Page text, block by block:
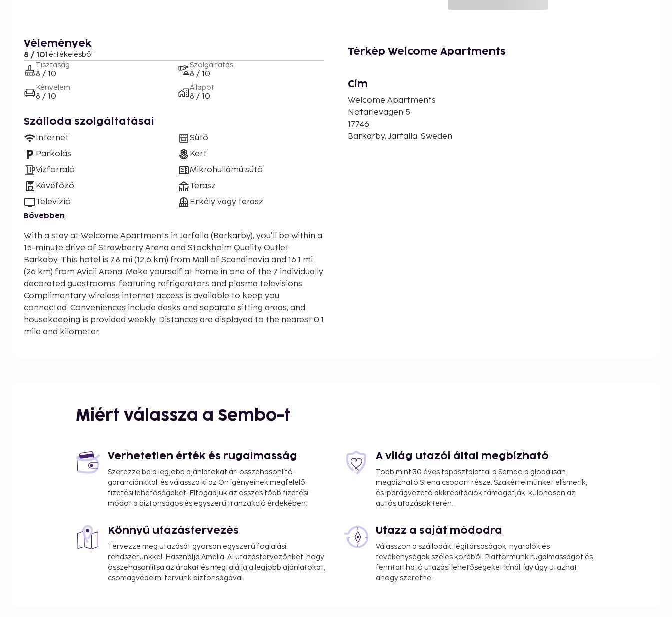
Vélemények
8 / 101 értékelésből
Tisztaság
8 / 10
Kényelem
8 / 10
Szolgáltatás
8 / 10
Állapot
8 / 10
Szálloda szolgáltatásai
Internet
Parkolás
Vízforraló
Kávéfőző
Televízió
Sütő
Kert
Mikrohullámú sütő
Terasz
Erkély vagy terasz
Bővebben
With a stay at Welcome Apartments in Jarfalla (Barkarby), you'll be within a
15-minute drive of Strawberry Arena and Stockholm Quality Outlet
Barkaby. This hotel is 7.8 mi (12.6 km) from Mall of Scandinavia and 16.1 mi
(26 km) from Avicii Arena. Make yourself at home in one of the 7 individually
decorated guestrooms, featuring refrigerators and plasma televisions.
Complimentary wireless internet access is available to keep you
connected. Conveniences include desks and separate sitting areas, and
housekeeping is provided weekly. Distances are displayed to the nearest 0.1
mile and kilometer.
Solvalla Loppis - 10.9 km / 6.8 mi
Ulriksdal Palace - 11.3 km / 7 mi
Strawberry Arena - 12.9 km / 8 mi
Solna Business Park - 13 km / 8.1 mi
Butterfly House - 13.2 km / 8.2 mi
Drottningholm Palace - 13.4 km / 8.3 mi
Haga Park - 13.6 km / 8.4 mi
The nearest airports are:
Stockholm (BMA-Bromma) - 13.5 km / 8.4 mi
Stockholm Arlanda Airport (ARN) - 36.7 km / 22.8 mi
Featured amenities include laundry facilities and coffee/tea in a common
area. Free self parking is available onsite. Take in the views from a garden
Térkép Welcome Apartments
Cím
Welcome Apartments
Notarievägen 5
17746
Barkarby, Jarfalla, Sweden
Miért válassza a Sembo-t
Verhetetlen érték és rugalmasság
Szerezze be a legjobb ajánlatokat ár-összehasonlító
garanciánkkal, és válassza ki az Ön igényeinek megfelelő
fizetési lehetőségeket. Elfogadjuk az összes főbb fizetési
módot a biztonságos és egyszerű tranzakció érdekében.
A világ utazói által megbízható
Több mint 30 éves tapasztalattal a Sembo a globálisan
megbízható Stena csoport része. Szakértelmünket elismerik,
és iparágvezető akkreditációk támogatják, különösen az
autós utazások terén.
Könnyű utazástervezés
Tervezze meg utazását gyorsan egyszerű foglalási
rendszerünkkel. Használja Amelia, AI utazástervezőnket, hogy
összehasonlítsa az árakat és megtalálja a legjobb ajánlatokat,
csomagvédelmi tervünk biztonságával.
Utazz a saját módodra
Válasszon a szállodák, légitársaságok, nyaralók és
tevékenységek széles köréből. Platformunk rugalmasságot és
fenntartható utazási lehetőségeket kínál, így úgy utazhat,
ahogy szeretne.